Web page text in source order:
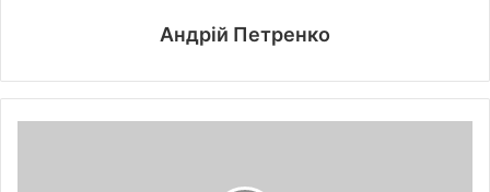
Андрій Петренко